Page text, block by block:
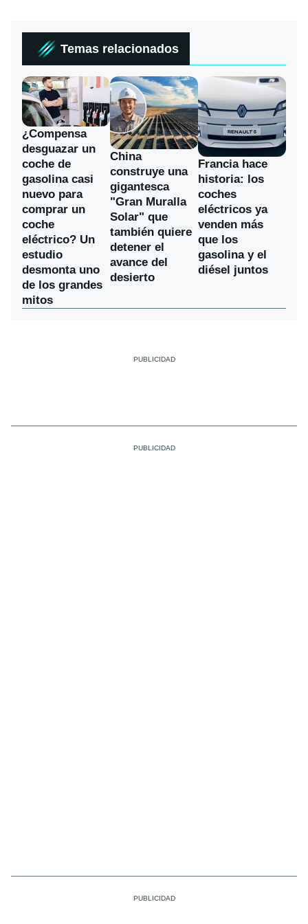
Temas relacionados
¿Compensa
desguazar un
coche de
gasolina casi
nuevo para
comprar un
coche
eléctrico? Un
estudio
desmonta uno
de los grandes
mitos
China
construye una
gigantesca
"Gran Muralla
Solar" que
también quiere
detener el
avance del
desierto
Francia hace
historia: los
coches
eléctricos ya
venden más
que los
gasolina y el
diésel juntos